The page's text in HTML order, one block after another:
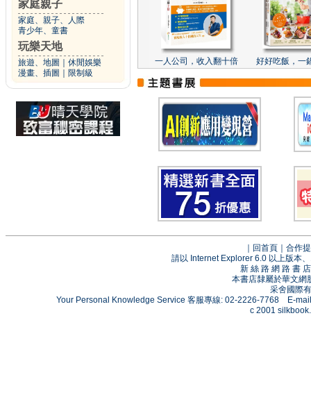
家庭親子
家庭、親子、人際
青少年、童書
玩樂天地
旅遊、地圖
休閒娛樂
漫畫、插圖
限制級
一人公司，收入翻十倍 好好吃飯，一
回首頁
合作
請以 Internet Explorer 6.0 以上版本
新 絲 路 網 路 書
本書店隸屬於華文網
采舍國際
Your Personal Knowledge Service 客服專線: 02-2226-7768 E-
c 2001